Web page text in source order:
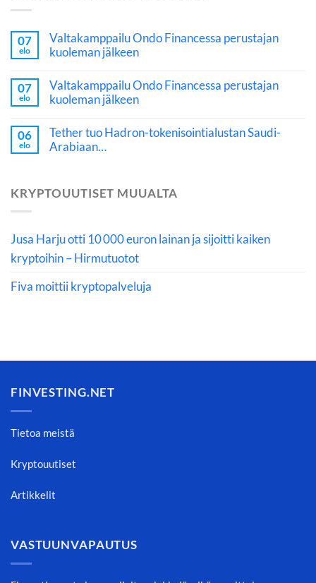
07
elo
Valtakamppailu Ondo Financessa perustajan
kuoleman jälkeen
07
elo
Valtakamppailu Ondo Financessa perustajan
kuoleman jälkeen
06
elo
Tether tuo Hadron-tokenisointialustan Saudi-
Arabiaan…
KRYPTOUUTISET MUUALTA
Jusa Harju otti 10 000 euron lainan ja sijoitti kaiken
kryptoihin – Hirmutuotot
Fiva moittii kryptopalveluja
FINVESTING.NET
Tietoa meistä
Kryptouutiset
Artikkelit
VASTUUNVAPAUTUS